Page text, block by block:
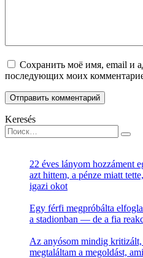
Сохранить моё имя, email и
последующих моих
Keresés
Search
for:
22 éves lányom hozzáment
azt hittem, a pénze miatt
igazi okot
Egy férfi megpróbálta
a stadionban — de a fia
Az anyósom mindig
megtaláltam a megoldást,